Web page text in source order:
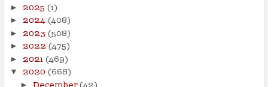
► 2025 (1)
► 2024(408)
► 2023 (508)
► 2022 (475)
► 2021(469)
▼ 2020 (668)
►